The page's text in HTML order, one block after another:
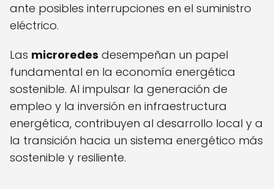
ante posibles interrupciones en el suministro
eléctrico.
Las microredes desempeñan un papel
fundamental en la economía energética
sostenible. Al impulsar la generación de
empleo y la inversión en infraestructura
energética, contribuyen al desarrollo local y a
la transición hacia un sistema energético más
sostenible y resiliente.